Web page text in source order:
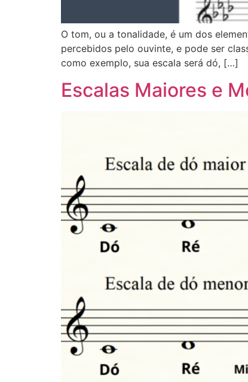
O tom, ou a tonalidade, é um dos
percebidos pelo ouvinte, e pode ser
como exemplo, sua escala será dó, […]
Escalas Maiores e